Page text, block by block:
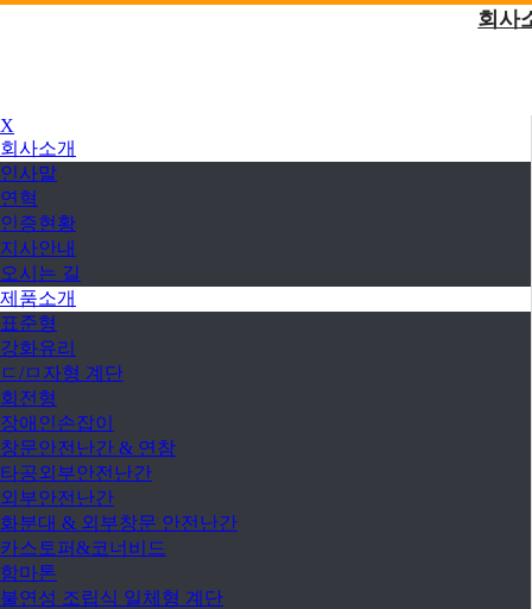
회사
X
회사소개
인사말
연혁
인증현황
지사안내
오시는 길
제품소개
표준형
강화유리
ㄷ/ㅁ자형 계단
회전형
장애인손잡이
창문안전난간 & 연참
타공외부안전난간
외부안전난간
화분대 & 외부창문 안전난간
카스토퍼&코너비드
함마톤
불연성 조립식 일체형 계단